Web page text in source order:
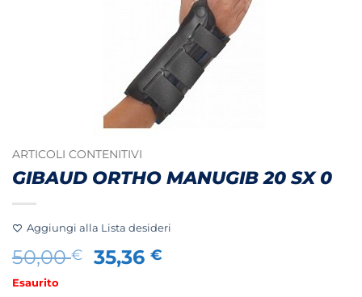
ARTICOLI CONTENITIVI
GIBAUD ORTHO MANUGIB 20 SX 0
Aggiungi alla Lista desideri
50,00€
Il
35,36€
Esaurito